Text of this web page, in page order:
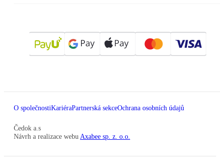
O společnostiKariéraPartnerská sekceOchrana osobních údajů
Čedok a.s
Návrh a realizace webu Axabee sp. z. o.o.